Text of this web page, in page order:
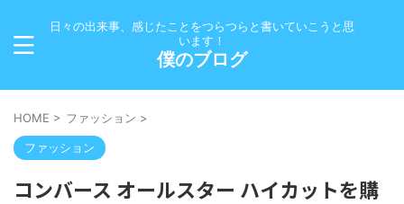
日々の出来事、感じたことをつらつらと書いていこうと思
います！
僕のブログ
HOME > ファッション >
ファッション
コンバース オールスター ハイカットを購